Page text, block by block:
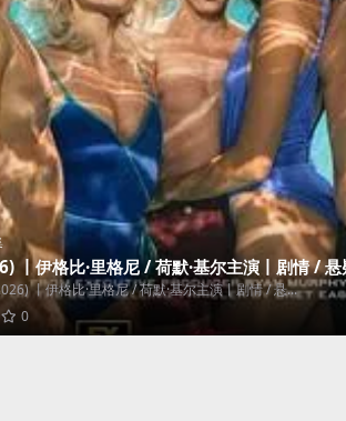
丨伊格比·里格尼 / 荷默·基尔主演丨剧情 /
丨伊格比·里格尼 / 荷默·基尔主演丨剧情 / 悬...
0